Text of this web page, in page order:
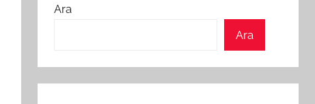
Ara
Ara